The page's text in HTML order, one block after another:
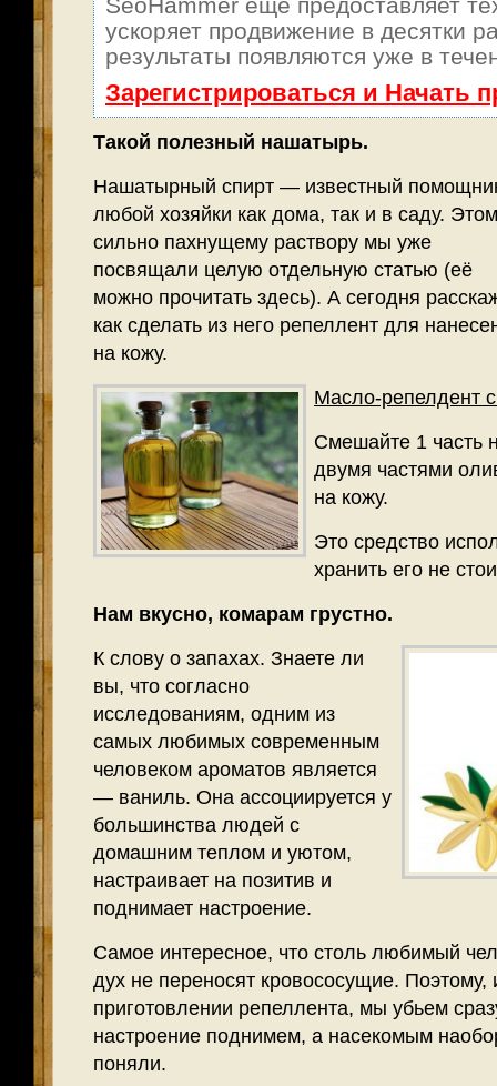
ускоряет продвижение в десятки
результаты появляются уже в
Зарегистрироваться и Начать
Такой полезный нашатырь.
Нашатырный спирт — известный
любой хозяйки как дома, так и в саду.
сильно пахнущему раствору мы уже
посвящали целую отдельную статью (её
можно прочитать здесь). А сегодня
как сделать из него репеллент для
на кожу.
Масло-репелдент
Смешайте 1 часть
двумя частями
на кожу.
Это средство
хранить его не
Нам вкусно, комарам грустно.
К слову о запахах. Знаете ли
вы, что согласно
исследованиям, одним из
самых любимых современным
человеком ароматов является
— ваниль. Она ассоциируется у
большинства людей с
домашним теплом и уютом,
настраивает на позитив и
поднимает настроение.
Самое интересное, что столь любимый
дух не переносят кровососущие. Поэтому,
приготовлении репеллента, мы убьем
настроение поднимем, а насекомым
поняли.